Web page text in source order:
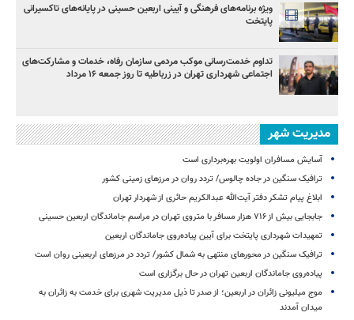
ویژه برنامه‌های فرهنگی و آیینی اربعین حسینی در پایانه‌های تاکسیرانی
پایتخت
تداوم خدمت‌رسانی موکب مردمی سازمان رفاه، خدمات و مشارکت‌های
اجتماعی شهرداری تهران در زرباطیه تا روز جمعه ۱۶ مرداد
مدیریت شهر
آسایش مسافران اولویت بهره‌برداری است
ترافیک سنگین در جاده چالوس/ تردد روان در مرزهای زمینی کشور
ابلاغ پیام تشکر دفتر آیت‌الله عبدالکریم حائری از شهردار تهران
جابجایی بیش از ۷۱۶ هزار مسافر با متروی تهران در مراسم جاماندگان اربعین حسینی
تمهیدات شهرداری پایتخت برای آیین پیاده‌روی جاماندگان اربعین
ترافیک سنگین در محورهای منتهی به شمال کشور/ تردد در مرزهای اربعینی روان است
پیاده‌روی جاماندگان اربعین تهران در حال برگزاری است
موج میلیونی زائران در اربعین؛ از صدر تا ذیل مدیریت شهری برای خدمت به زائران به
میدان آمدند